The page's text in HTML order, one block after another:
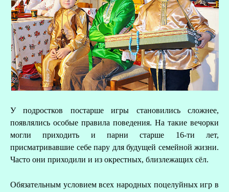
У подростков постарше игры становились сложнее,
появлялись особые правила поведения. На такие вечорки
могли приходить и парни старше 16-ти лет,
присматривавшие себе пару для будущей семейной жизни.
Часто они приходили и из окрестных, близлежащих сёл.
Обязательным условием всех народных поцелуйных игр в